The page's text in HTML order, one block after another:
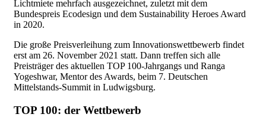
Lichtmiete mehrfach ausgezeichnet, zuletzt mit dem
Bundespreis Ecodesign und dem Sustainability Heroes Award
in 2020.
Die große Preisverleihung zum Innovationswettbewerb findet
erst am 26. November 2021 statt. Dann treffen sich alle
Preisträger des aktuellen TOP 100-Jahrgangs und Ranga
Yogeshwar, Mentor des Awards, beim 7. Deutschen
Mittelstands-Summit in Ludwigsburg.
TOP 100: der Wettbewerb